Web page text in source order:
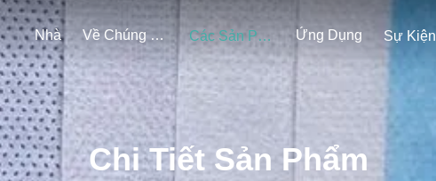
Nhà Về Chúng Tôi Các Sản Phẩm Ứng Dụng Sự Kiện
Chi Tiết Sản Phẩm